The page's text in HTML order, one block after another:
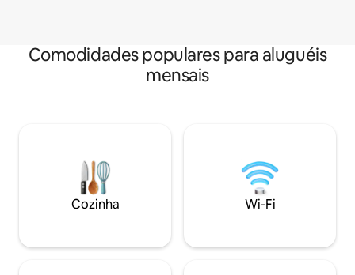
Comodidades populares para aluguéis
mensais
Cozinha Wi-Fi